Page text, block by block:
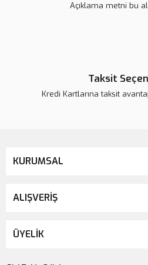
Açıklama metni bu
Taksit
Kredi Kartlarına taksit
KURUMSAL
ALIŞVERİŞ
ÜYELİK